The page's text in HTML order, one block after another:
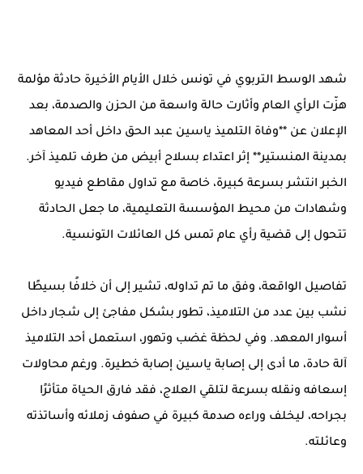
شهد الوسط التربوي في تونس خلال الأيام الأخيرة حادثة مؤلمة
هزّت الرأي العام وأثارت حالة واسعة من الحزن والصدمة، بعد
الإعلان عن **وفاة التلميذ ياسين عبد الحق داخل أحد المعاهد
بمدينة المنستير** إثر اعتداء بسلاح أبيض من طرف تلميذ آخر.
الخبر انتشر بسرعة كبيرة، خاصة مع تداول مقاطع فيديو
وشهادات من محيط المؤسسة التعليمية، ما جعل الحادثة
تتحول إلى قضية رأي عام تمس كل العائلات التونسية.
تفاصيل الواقعة، وفق ما تم تداوله، تشير إلى أن خلافًا بسيطًا
نشب بين عدد من التلاميذ، تطور بشكل مفاجئ إلى شجار داخل
أسوار المعهد. وفي لحظة غضب وتهور، استعمل أحد التلاميذ
آلة حادة، ما أدى إلى إصابة ياسين إصابة خطيرة. ورغم محاولات
إسعافه ونقله بسرعة لتلقي العلاج، فقد فارق الحياة متأثرًا
بجراحه، ليخلف وراءه صدمة كبيرة في صفوف زملائه وأساتذته
وعائلته.